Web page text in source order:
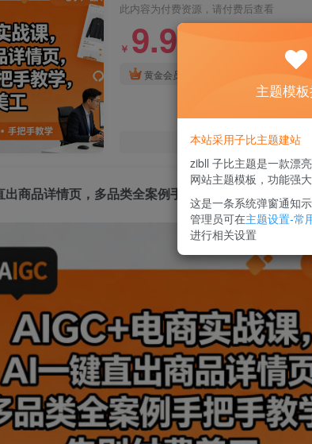
此内容为付费资源，请付费后查看
￥ 9.9
黄金会员 免费
您当前未
出商品详情页，多品类全案例手把手教学，告别付费美
主题模
本站采用子比主题建站
zibll 子比主题是一款漂
网站主题模板，功能强
这是一条系统弹窗通知
管理员可在主题设置-常
进行相关设置